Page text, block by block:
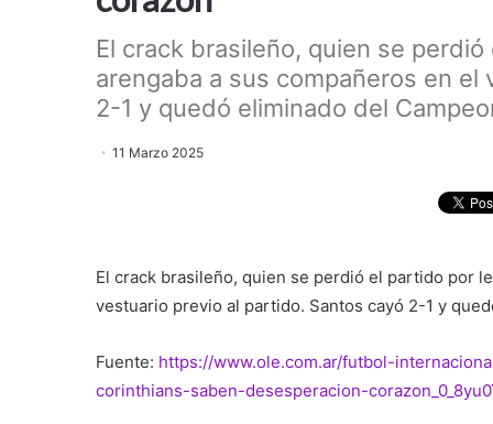
El crack brasileño, quien se
arengaba a sus compañeros en
2-1 y quedó eliminado del
11 Marzo 2025
El crack brasileño, quien se perdió el partido por
vestuario previo al partido. Santos cayó 2-1 y
Fuente: https://www.ole.com.ar/futbol-
corinthians-saben-desesperacion-